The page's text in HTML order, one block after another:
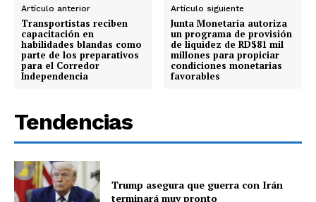
Artículo anterior
Transportistas reciben
capacitación en
habilidades blandas como
parte de los preparativos
para el Corredor
Independencia
Artículo siguiente
Junta Monetaria autoriza
un programa de provisión
de liquidez de RD$81 mil
millones para propiciar
condiciones monetarias
favorables
Tendencias
Trump asegura que guerra con Irán
terminará muy pronto